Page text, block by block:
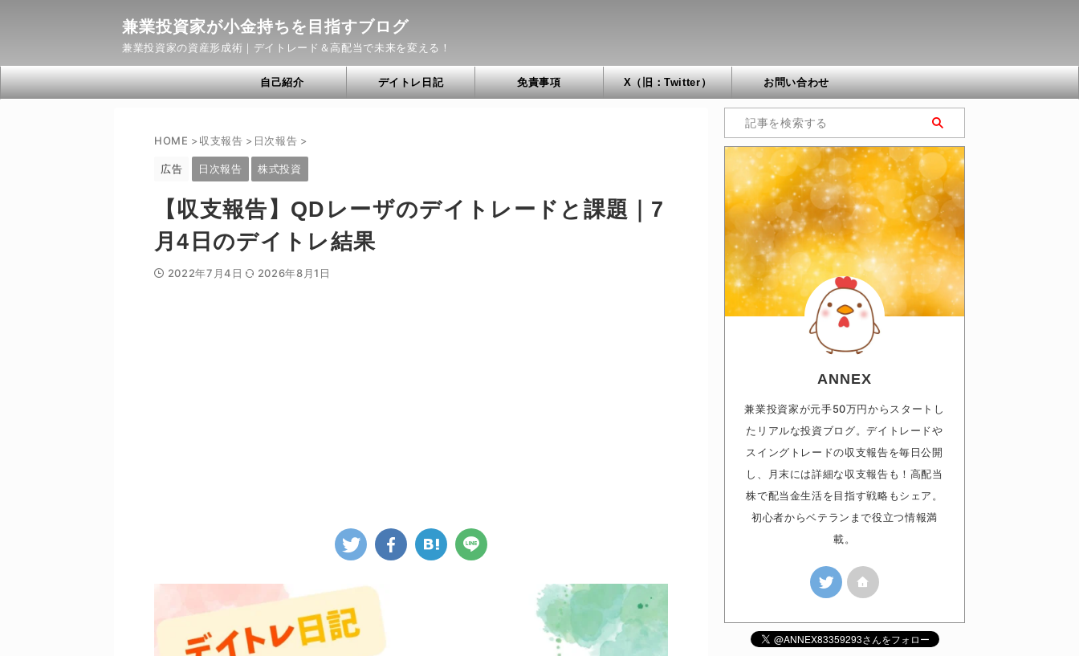
兼業投資家が小金持ちを目指すブログ
兼業投資家の資産形成術｜デイトレード＆高配当で未来を変える！
自己紹介 デイトレ日記 免責事項 X（旧：Twitter） お問い合わせ
HOME >収支報告 > 日次報告 >
広告 日次報告 株式投資
【収支報告】QDレーザのデイトレードと課題｜7
月4日のデイトレ結果
2022年7月4日 2026年8月1日
ANNEX
兼業投資家が元手50万円からスタートし
たリアルな投資ブログ。デイトレードや
スイングトレードの収支報告を毎日公開
し、月末には詳細な収支報告も！高配当
株で配当金生活を目指す戦略もシェア。
初心者からベテランまで役立つ情報満
載。